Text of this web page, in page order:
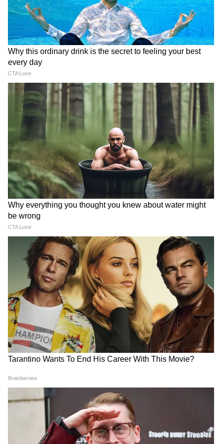
दिशा में आगे बढ़ रही हैं। वहीं गांवों में स्थापित अटल
डिजिटल सुविधा केंद्रों ने भुगतान और छोटे वित्तीय लेन-देन
को आसान बनाकर निर्माण कार्य को और गति दी है।
मुख्यमंत्री विष्णु देव साय बोले- गरीबों के सम्मान और बेहतर
भविष्य की नींव है यह अभियान
मुख्यमंत्री विष्णु देव साय ने कहा कि उनकी सरकार ने
पहली कैबिनेट बैठक में प्रदेश के गरीब परिवारों को पक्का
आवास उपलब्ध कराने का जो वादा किया था, उसे पूरी
प्रतिबद्धता के साथ पूरा किया जा रहा है। उन्होंने कहा कि
ढाई वर्षों में 10 लाख 60 हजार से अधिक ग्रामीण आवासों
का निर्माण इस बात का प्रमाण है कि सरकार अपने संकल्प
और जनता के विश्वास पर खरी उतर रही है। उनका कहना
है कि हर गरीब और जरूरतमंद परिवार को सुरक्षित और
सम्मानजनक आवास उपलब्ध कराना सरकार की
प्राथमिकता है।
मुख्यमंत्री ने कहा कि यह अभियान केवल मकान निर्माण
तक सीमित नहीं है, बल्कि गरीब परिवारों के सम्मान, सुरक्षा
और बेहतर भविष्य की मजबूत नींव रखने का प्रयास है।
सरकार समृद्ध, आत्मनिर्भर और खुशहाल छत्तीसगढ़ के
निर्माण के लक्ष्य के साथ निरंतर कार्य कर रही है।